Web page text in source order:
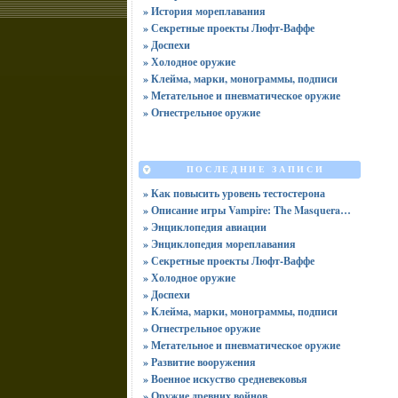
» История мореплавания
» Секретные проекты Люфт-Ваффе
» Доспехи
» Холодное оружие
» Клейма, марки, монограммы, подписи
» Метательное и пневматическое оружие
» Огнестрельное оружие
ПОСЛЕДНИЕ ЗАПИСИ
» Как повысить уровень тестостерона
» Описание игры Vampire: The Masquerade -- Bloodhunt (2022)
» Энциклопедия авиации
» Энциклопедия мореплавания
» Секретные проекты Люфт-Ваффе
» Холодное оружие
» Доспехи
» Клейма, марки, монограммы, подписи
» Огнестрельное оружие
» Метательное и пневматическое оружие
» Развитие вооружения
» Военное искуство средневековья